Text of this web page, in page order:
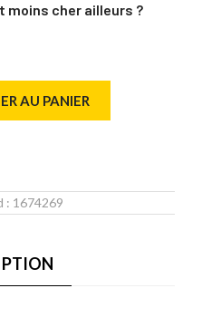
moins cher ailleurs ?
AU PANIER
: 1674269